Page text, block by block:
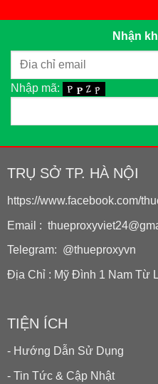
Nhận
Nhập mã:
TRỤ SỞ TP. HÀ NỘI
https://www.facebook.com/
Email :
Telegram: @thueproxyvn
Địa Chỉ : Mỹ Đình 1 Nam Từ
TIỆN ÍCH
- Hướng Dẫn Sử Dụng
- Tin Tức & Cập Nhật